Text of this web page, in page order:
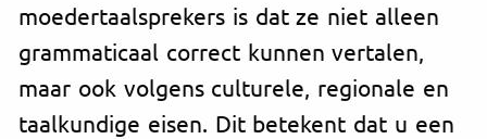
moedertaalsprekers is dat ze niet alleen
grammaticaal correct kunnen vertalen,
maar ook volgens culturele, regionale en
taalkundige eisen. Dit betekent dat u een